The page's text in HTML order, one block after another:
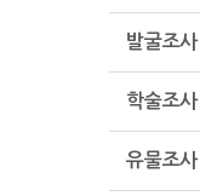
발굴조사
학술조사
유물조사